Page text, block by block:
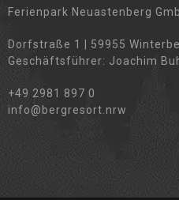
Ferienpark Neuastenberg
Dorfstraße 1 | 59955
Geschäftsführer: Joachim
+49 2981 897 0
info@bergresort.nrw